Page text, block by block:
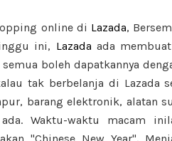
online di Lazada,
ini, Lazada ada
boleh dapatkannya
tak berbelanja di Lazada
barang elektronik, alatan
Waktu-waktu macam